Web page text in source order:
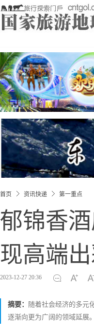
首页 资讯快递 第一重点
郁锦香
现高端
2023-12-27 20:36
摘要：
随着社会经济的多元
逐渐向更为广阔的领域延展。